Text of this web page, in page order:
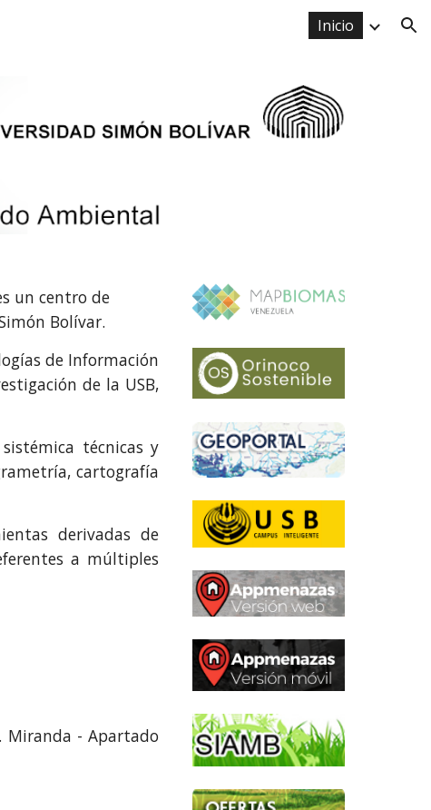
Inicio
un centro de
Bolívar.
de Información
de la USB,
técnicas y
cartografía
derivadas de
a múltiples
Miranda - Apartado